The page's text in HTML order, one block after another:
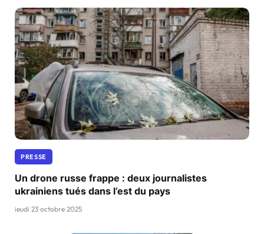
PRESSE
Un drone russe frappe : deux journalistes
ukrainiens tués dans l’est du pays
jeudi 23 octobre 2025